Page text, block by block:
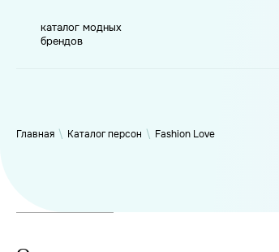
каталог модных
брендов
Главная \ Каталог персон \ Fashion Love